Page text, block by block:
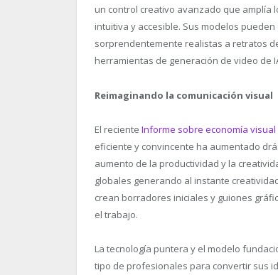
un control creativo avanzado que amplía
intuitiva y accesible. Sus modelos
sorprendentemente realistas a retratos
herramientas de generación de video de
Reimaginando la comunicación visual
El reciente Informe sobre economía visual
eficiente y convincente ha aumentado
aumento de la productividad y la
globales generando al instante
crean borradores iniciales y guiones
el trabajo.
La tecnología puntera y el modelo
tipo de profesionales para convertir sus